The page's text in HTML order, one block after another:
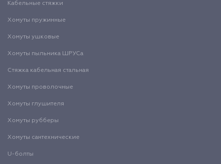
Кабельные стяжки
Хомуты пружинные
Хомуты ушковые
Хомуты пыльника ШРУСа
Стяжка кабельная стальная
Хомуты проволочные
Хомуты глушителя
Хомуты рубберы
Хомуты сантехнические
U-болты